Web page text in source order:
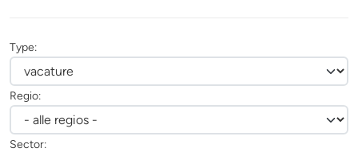
Type:
Regio:
Sector: